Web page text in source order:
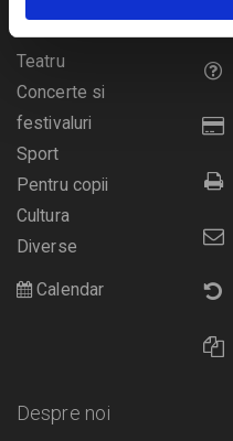
Teatru
Concerte si
festivaluri
Sport
Pentru copii
Cultura
Diverse
Calendar
Despre noi